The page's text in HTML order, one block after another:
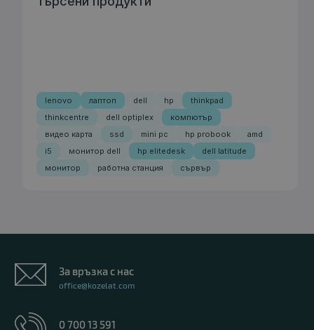
111.00 €
lenovo лаптоп dell hp
thinkpad
thinkcentre
dell optiplex
компютър
видео карта
ssd mini pc hp probook
amd
i5
монитор dell hp elitedesk
dell latitude
монитор
работна станция сървър
За връзка с нас
office@kozelat.com
0 700 13 591